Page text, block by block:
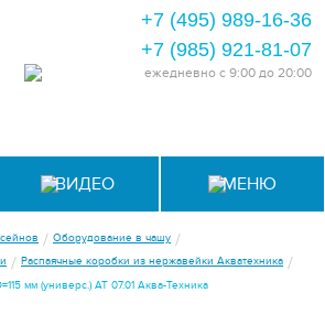
+7 (495) 989-16-36
+7 (985) 921-81-07
ежедневно с 9:00 до 20:00
ВИДЕО МЕНЮ
/ Оборудование в чашу /
/ Распаячные коробки из нержавейки Акватехника /
мм (универс.) АТ 07.01 Аква-Техника